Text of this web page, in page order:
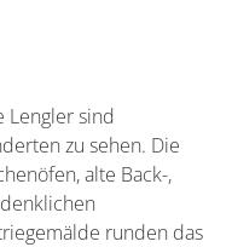
Lengler sind
zu sehen. Die
alte Back-,
runden das